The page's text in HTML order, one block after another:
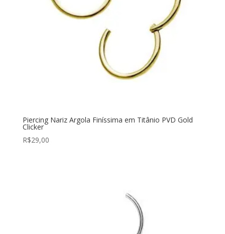
Piercing Nariz Argola Finíssima em Titânio PVD Gold
Clicker
R$29,00